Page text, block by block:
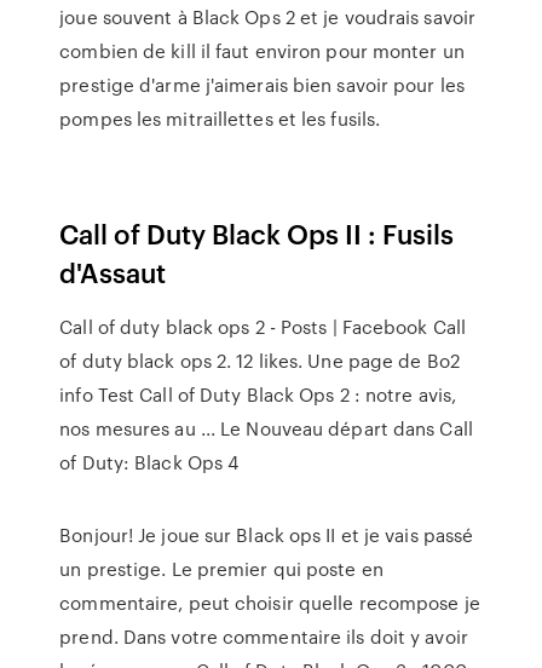
joue souvent à Black Ops 2 et je voudrais savoir
combien de kill il faut environ pour monter un
prestige d'arme j'aimerais bien savoir pour les
pompes les mitraillettes et les fusils.
Call of Duty Black Ops II : Fusils
d'Assaut
Call of duty black ops 2 - Posts | Facebook Call
of duty black ops 2. 12 likes. Une page de Bo2
info Test Call of Duty Black Ops 2 : notre avis,
nos mesures au ... Le Nouveau départ dans Call
of Duty: Black Ops 4
Bonjour! Je joue sur Black ops II et je vais passé
un prestige. Le premier qui poste en
commentaire, peut choisir quelle recompose je
prend. Dans votre commentaire ils doit y avoir